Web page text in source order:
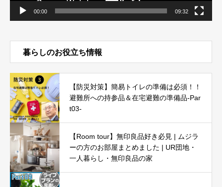
00:00 09:32
暮らしのお役立ち情報
【防災対策】簡易トイレの準備は必須！！
避難所への持参品＆在宅避難の準備品-Par
t03-
【Room tour】無印良品好き必見 | ムジラ
ーの方のお部屋まとめました | UR団地・
一人暮らし・無印良品の家